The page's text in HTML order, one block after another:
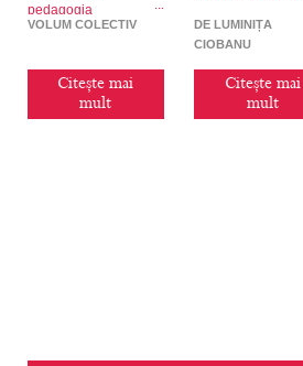
pedagogia
românească
VOLUM COLECTIV
Citește mai
mult
DE LUMINIȚA
CIOBANU
Citește mai
mult